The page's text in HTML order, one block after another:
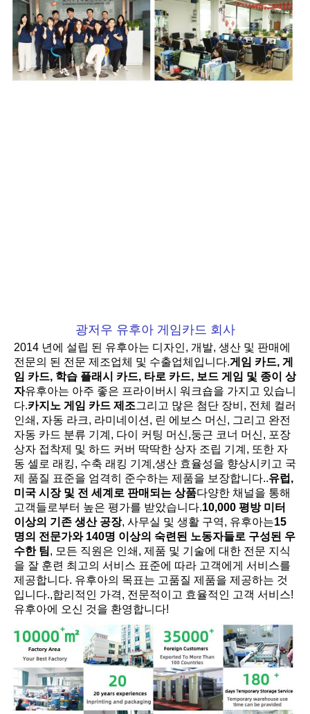
광저우 유후아 게임카드 회사
2014 년에 설립 된 유후아는 디자인, 개발, 생산 및 판매에
전문의 된 전문 제조업체 및 수출업체입니다.게임 카드, 게
임 카드, 학습 플래시 카드, 타로 카드, 보드 게임 및 종이 상
자유후아는 아주 좋은 프라이버시 워크숍을 가지고 있습니
다.카지노 게임 카드 제조그리고 많은 첨단 장비, 전체 컬러
인쇄, 자동 라크, 라미네이션, 린 에보스 머신, 그리고 완전
자동 카드 분류 기계, 다이 커팅 머신,둥근 코너 머신, 포장
상자 접착제 및 하드 커버 딱딱한 상자 조립 기계, 또한 자
동 셀로 래킹, 수축 래킹 기계,생산 효율성을 향상시키고 국
제 품질 표준을 엄격히 준수하는 제품을 보장합니다..유럽,
미국 시장 및 전 세계로 판매되는 상품다양한 채널을 통해
고객들로부터 높은 평가를 받았습니다.10,000 평방 미터
이상의 기존 생산 공장, 사무실 및 생활 구역, 유후아는15
명의 전문가와 140명 이상의 숙련된 노동자들로 구성된 우
수한 팀, 모든 직원은 인쇄, 제품 및 기술에 대한 전문 지식
을 잘 훈련 최고의 서비스 표준에 따라 고객에게 서비스를
제공합니다. 유후아의 목표는 고품질 제품을 제공하는 것
입니다.,합리적인 가격, 전문적이고 효율적인 고객 서비스!
유후아에 오신 것을 환영합니다!